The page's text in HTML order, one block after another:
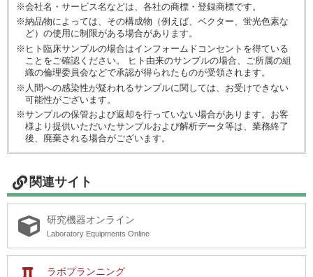
※会社名・サービス名などは、各社の商標・登録商標です。
※納品物によっては、その構成物（例えば、ベクター、蛍光色素な
ど）の使用に制限がある場合があります。
※ヒト臨床サンプルの場合はインフォームドコンセントを得ている
ことをご確認ください。 ヒト由来のサンプルの場合、ご所属の組
織の倫理委員会などで承認が得られたものが受領されます。
※人間への感染性が疑われるサンプルに関しては、お受けできない
可能性がございます。
※サンプルの保管および返却を行っていない場合があります。お客
様より提供いただいたサンプルおよび解析データ等は、業務終了
後、廃棄される場合がございます。
関連サイト
研究機器オンライン
Laboratory Equipments Online
ラボプランニング